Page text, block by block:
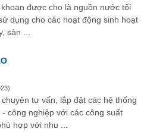
được cho là nguồn nước tối
dụng cho các hoạt động sinh hoạt
sản ...
tư vấn, lắp đặt các hệ thống
- công nghiệp với các công suất
hợp với nhu ...